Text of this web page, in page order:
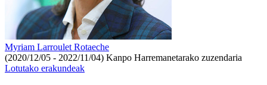
Myriam Larroulet Rotaeche
(2020/12/05 - 2022/11/04) Kanpo Harremanetarako zuzendaria
Lotutako erakundeak